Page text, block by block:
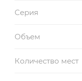
Серия
Объем
Количество мест